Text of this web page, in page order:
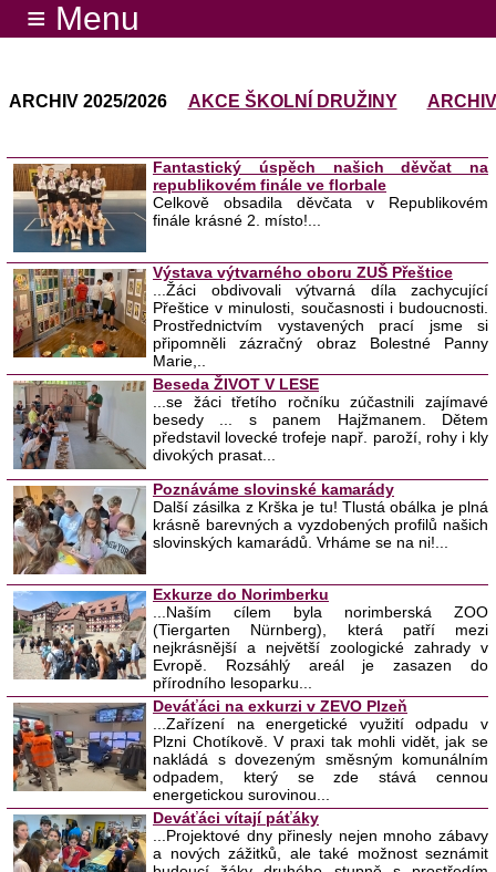
≡ Menu
ARCHIV 2025/2026 AKCE ŠKOLNÍ DRUŽINY ARCHIV
Fantastický úspěch našich děvčat na
republikovém finále ve florbale
Celkově obsadila děvčata v Republikovém
finále krásné 2. místo!...
Výstava výtvarného oboru ZUŠ Přeštice
...Žáci obdivovali výtvarná díla zachycující
Přeštice v minulosti, současnosti i budoucnosti.
Prostřednictvím vystavených prací jsme si
připomněli zázračný obraz Bolestné Panny
Marie,..
Beseda ŽIVOT V LESE
...se žáci třetího ročníku zúčastnili zajímavé
besedy ... s panem Hajžmanem. Dětem
představil lovecké trofeje např. paroží, rohy i kly
divokých prasat...
Poznáváme slovinské kamarády
Další zásilka z Krška je tu! Tlustá obálka je plná
krásně barevných a vyzdobených profilů našich
slovinských kamarádů. Vrháme se na ni!...
Exkurze do Norimberku
...Naším cílem byla norimberská ZOO
(Tiergarten Nürnberg), která patří mezi
nejkrásnější a největší zoologické zahrady v
Evropě. Rozsáhlý areál je zasazen do
přírodního lesoparku...
Deváťáci na exkurzi v ZEVO Plzeň
...Zařízení na energetické využití odpadu v
Plzni Chotíkově. V praxi tak mohli vidět, jak se
nakládá s dovezeným směsným komunálním
odpadem, který se zde stává cennou
energetickou surovinou...
Deváťáci vítají páťáky
...Projektové dny přinesly nejen mnoho zábavy
a nových zážitků, ale také možnost seznámit